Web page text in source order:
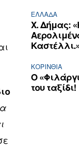
ΕΛΛΆΔΑ
Χ. Δήμας:
ΚΟΡΙΝΘΊΑ
Ο
του ταξίδι!